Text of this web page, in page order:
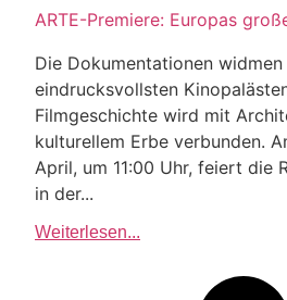
ARTE-Premiere: Europas
Die Dokumentationen
eindrucksvollsten
Filmgeschichte wird mit
kulturellem Erbe verbunden.
April, um 11:00 Uhr, feiert die
in der...
Weiterlesen...